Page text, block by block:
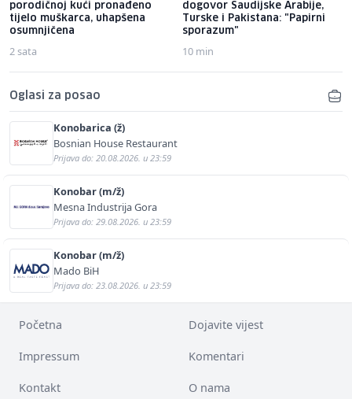
porodičnoj kući pronađeno
tijelo muškarca, uhapšena
osumnjičena
2 sata
dogovor Saudijske Arabije,
Turske i Pakistana: "Papirni
sporazum"
10 min
Oglasi za posao
Konobarica (ž)
Bosnian House Restaurant
Prijava do: 20.08.2026. u 23:59
Konobar (m/ž)
Mesna Industrija Gora
Prijava do: 29.08.2026. u 23:59
Konobar (m/ž)
Mado BiH
Prijava do: 23.08.2026. u 23:59
Početna Dojavite vijest
Impressum Komentari
Kontakt O nama